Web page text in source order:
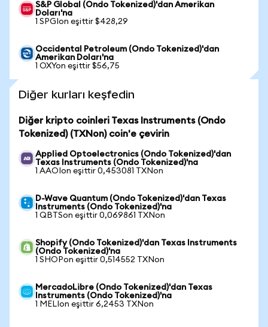
S&P Global (Ondo Tokenized)'dan Amerikan
Doları'na
1 SPGIon eşittir $428,29
Occidental Petroleum (Ondo Tokenized)'dan
Amerikan Doları'na
1 OXYon eşittir $56,75
Diğer kurları keşfedin
Diğer kripto coinleri Texas Instruments (Ondo
Tokenized) (TXNon) coin'e çevirin
Applied Optoelectronics (Ondo Tokenized)'dan
Texas Instruments (Ondo Tokenized)'na
1 AAOIon eşittir 0,453081 TXNon
D-Wave Quantum (Ondo Tokenized)'dan Texas
Instruments (Ondo Tokenized)'na
1 QBTSon eşittir 0,069861 TXNon
Shopify (Ondo Tokenized)'dan Texas Instruments
(Ondo Tokenized)'na
1 SHOPon eşittir 0,514552 TXNon
MercadoLibre (Ondo Tokenized)'dan Texas
Instruments (Ondo Tokenized)'na
1 MELIon eşittir 6,2453 TXNon